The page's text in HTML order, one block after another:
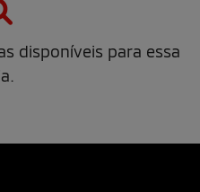
disponíveis para essa